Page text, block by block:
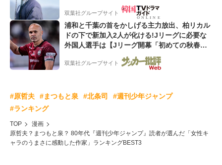
双葉社グループサイト
浦和と千葉の首をかしげる主力放出、柏リカル
ドの下で新加入2人が化ける!Jリーグに必要な
外国人選手は【Jリーグ開幕「初めての秋春
双葉社グループサイト
#原哲夫 #まつもと泉 #北条司
#週刊少年ジャンプ
#ランキング
TOP
漫画
原哲夫？まつもと泉？ 80年代『週刊少年ジャンプ』読者が選んだ「女性キ
ャラのうまさに感動した作家」ランキングBEST3